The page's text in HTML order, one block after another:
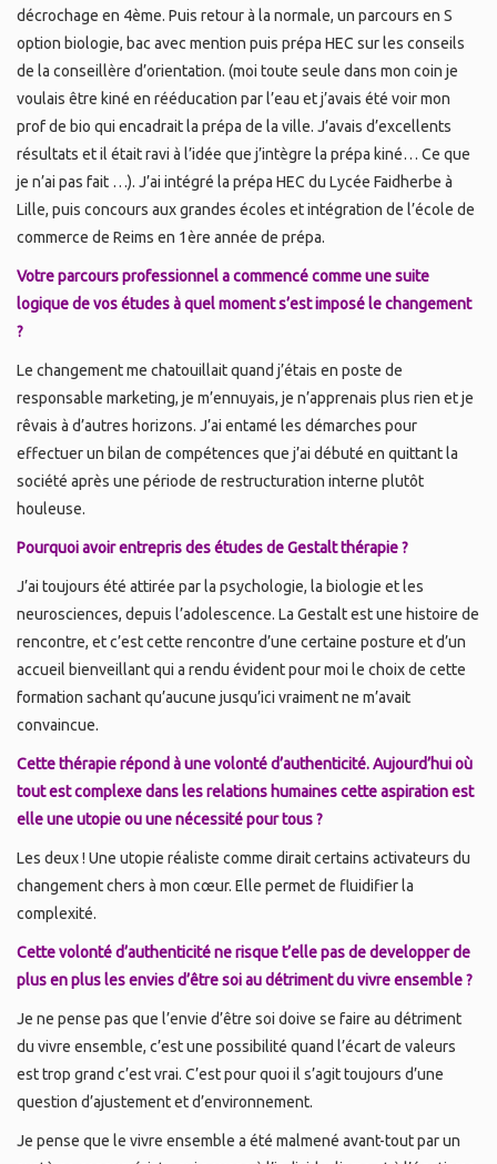
décrochage en 4ème. Puis retour à la normale, un parcours en S
option biologie, bac avec mention puis prépa HEC sur les conseils
de la conseillère d’orientation. (moi toute seule dans mon coin je
voulais être kiné en rééducation par l’eau et j’avais été voir mon
prof de bio qui encadrait la prépa de la ville. J’avais d’excellents
résultats et il était ravi à l’idée que j’intègre la prépa kiné… Ce que
je n’ai pas fait …). J’ai intégré la prépa HEC du Lycée Faidherbe à
Lille, puis concours aux grandes écoles et intégration de l’école de
commerce de Reims en 1ère année de prépa.
Votre parcours professionnel a commencé comme une suite
logique de vos études à quel moment s’est imposé le changement
?
Le changement me chatouillait quand j’étais en poste de
responsable marketing, je m’ennuyais, je n’apprenais plus rien et je
rêvais à d’autres horizons. J’ai entamé les démarches pour
effectuer un bilan de compétences que j’ai débuté en quittant la
société après une période de restructuration interne plutôt
houleuse.
Pourquoi avoir entrepris des études de Gestalt thérapie ?
J’ai toujours été attirée par la psychologie, la biologie et les
neurosciences, depuis l’adolescence. La Gestalt est une histoire de
rencontre, et c’est cette rencontre d’une certaine posture et d’un
accueil bienveillant qui a rendu évident pour moi le choix de cette
formation sachant qu’aucune jusqu’ici vraiment ne m’avait
convaincue.
Cette thérapie répond à une volonté d’authenticité. Aujourd’hui où
tout est complexe dans les relations humaines cette aspiration est
elle une utopie ou une nécessité pour tous ?
Les deux ! Une utopie réaliste comme dirait certains activateurs du
changement chers à mon cœur. Elle permet de fluidifier la
complexité.
Cette volonté d’authenticité ne risque t’elle pas de developper de
plus en plus les envies d’être soi au détriment du vivre ensemble ?
Je ne pense pas que l’envie d’être soi doive se faire au détriment
du vivre ensemble, c’est une possibilité quand l’écart de valeurs
est trop grand c’est vrai. C’est pour quoi il s’agit toujours d’une
question d’ajustement et d’environnement.
Je pense que le vivre ensemble a été malmené avant-tout par un